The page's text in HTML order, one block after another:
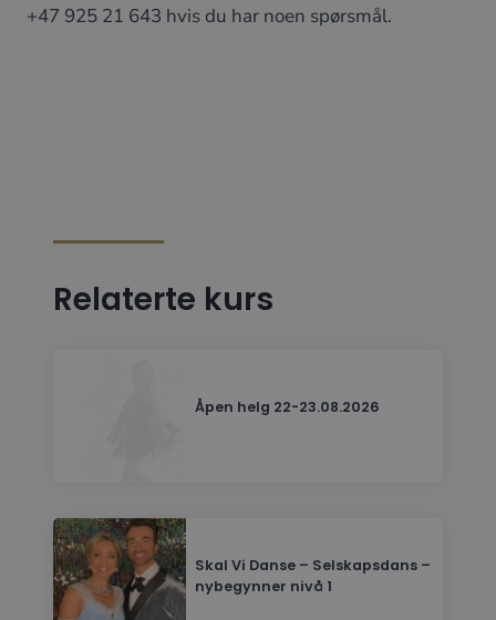
+47 925 21 643 hvis du har noen spørsmål.
Relaterte kurs
Åpen helg 22-23.08.2026
Skal Vi Danse – Selskapsdans –
nybegynner nivå 1